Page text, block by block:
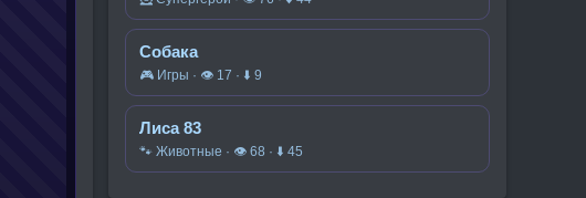
Собака
🎮 Игры · 👁 17 · ⬇ 9
Лиса 83
🐾 Животные · 👁 68 · ⬇ 45